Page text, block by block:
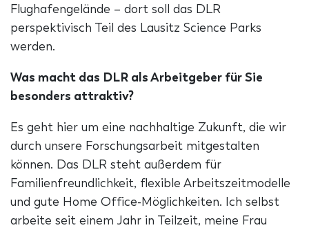
Flughafengelände – dort soll das DLR
perspektivisch Teil des Lausitz Science Parks
werden.
Was macht das DLR als Arbeitgeber für Sie
besonders attraktiv?
Es geht hier um eine nachhaltige Zukunft, die wir
durch unsere Forschungsarbeit mitgestalten
können. Das DLR steht außerdem für
Familienfreundlichkeit, flexible Arbeitszeitmodelle
und gute Home Office-Möglichkeiten. Ich selbst
arbeite seit einem Jahr in Teilzeit, meine Frau